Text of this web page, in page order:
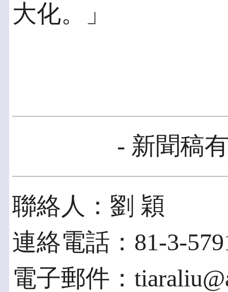
大化。」
- 新聞稿
聯絡人：劉 穎
連絡電話：81-3-
電子郵件：